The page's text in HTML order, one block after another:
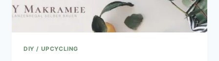
DIY / UPCYCLING